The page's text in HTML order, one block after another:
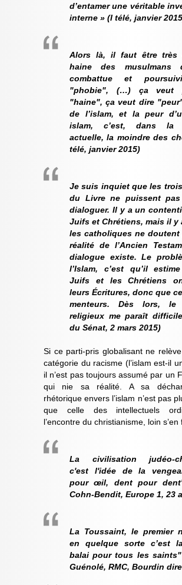
d’entamer une véritable
interne » (I télé, janvier
Alors là, il faut être très
haine des musulmans
combattue et
"phobie", (…) ça veut
"haine", ça veut dire
de l’islam, et la peur
islam, c’est, dans la
actuelle, la moindre des
télé, janvier 2015)
Je suis inquiet que les
du Livre ne puissent pas
dialoguer. Il y a un
Juifs et Chrétiens, mais il y
les catholiques ne doutent
réalité de l’Ancien
dialogue existe. Le
l’Islam, c’est qu’il
Juifs et les Chrétiens
leurs Écritures, donc que
menteurs. Dès lors, le
religieux me paraît
du Sénat, 2 mars 2015)
Si ce parti-pris globalisant ne
catégorie du racisme (l’islam est-il
il n’est pas toujours assumé par un
qui nie sa réalité. A sa
rhétorique envers l’islam n’est pas
que celle des intellectuels
l’encontre du christianisme, loin s’en
La civilisation judéo-
c'est l'idée de la
pour œil, dent pour
Cohn-Bendit, Europe 1, 23
La Toussaint, le premier
en quelque sorte c’est
balai pour tous les saints"
Guénolé, RMC, Bourdin